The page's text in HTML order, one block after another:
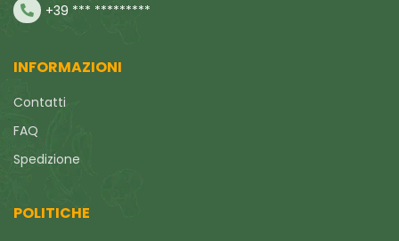
+39 *** *********
INFORMAZIONI
Contatti
FAQ
Spedizione
POLITICHE